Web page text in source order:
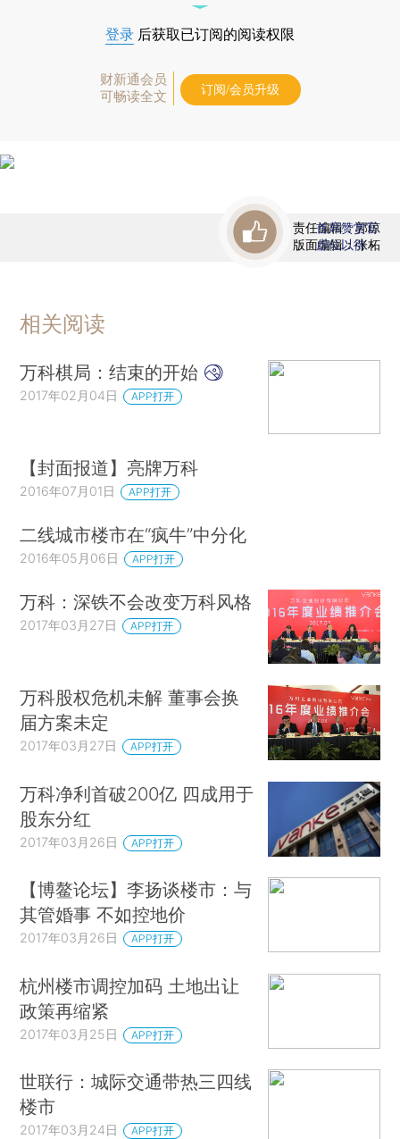
登录 后获取已订阅的阅读权限
财新通会员
可畅读全文
订阅/会员升级
责任编辑：郭琼
版面编辑：张柘
首席赞赏官
虚位以待
相关阅读
万科棋局：结束的开始
2017年02月04日 APP打开
【封面报道】亮牌万科
2016年07月01日 APP打开
二线城市楼市在“疯牛”中分化
2016年05月06日 APP打开
万科：深铁不会改变万科风格
2017年03月27日 APP打开
万科股权危机未解 董事会换
届方案未定
2017年03月27日 APP打开
万科净利首破200亿 四成用于
股东分红
2017年03月26日 APP打开
【博鳌论坛】李扬谈楼市：与
其管婚事 不如控地价
2017年03月26日 APP打开
杭州楼市调控加码 土地出让
政策再缩紧
2017年03月25日 APP打开
世联行：城际交通带热三四线
楼市
2017年03月24日 APP打开